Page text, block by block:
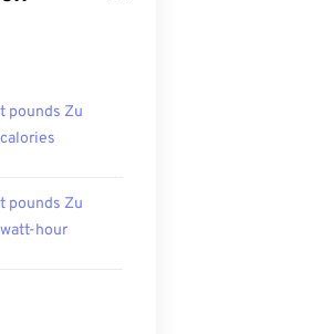
pounds Zu
pounds Zu
hour